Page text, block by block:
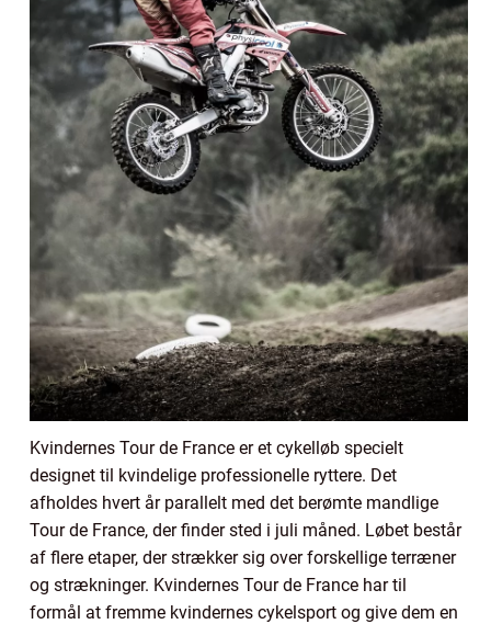
Kvindernes Tour de France er et cykelløb specielt
designet til kvindelige professionelle ryttere. Det
afholdes hvert år parallelt med det berømte mandlige
Tour de France, der finder sted i juli måned. Løbet består
af flere etaper, der strækker sig over forskellige terræner
og strækninger. Kvindernes Tour de France har til
formål at fremme kvindernes cykelsport og give dem en